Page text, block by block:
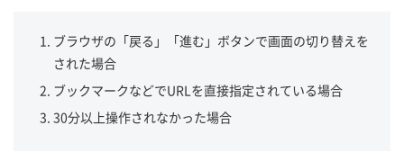
ブラウザの「戻る」「進む」ボタンで画面の切り替えを
された場合
ブックマークなどでURLを直接指定されている場合
30分以上操作されなかった場合